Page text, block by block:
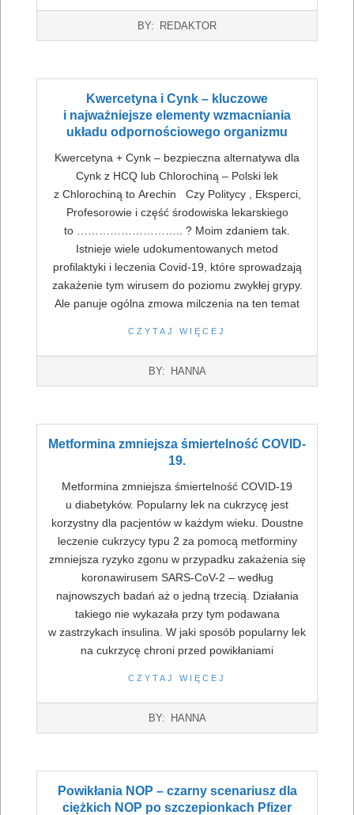
BY: REDAKTOR
Kwercetyna i Cynk – kluczowe
i najważniejsze elementy wzmacniania
układu odpornościowego organizmu
Kwercetyna + Cynk – bezpieczna alternatywa dla
Cynk z HCQ lub Chlorochiną – Polski lek
z Chlorochiną to Arechin Czy Politycy , Eksperci,
Profesorowie i część środowiska lekarskiego
to ……………………….. ? Moim zdaniem tak.
Istnieje wiele udokumentowanych metod
profilaktyki i leczenia Covid-19, które sprowadzają
zakażenie tym wirusem do poziomu zwykłej grypy.
Ale panuje ogólna zmowa milczenia na ten temat
CZYTAJ WIĘCEJ
BY: HANNA
Metformina zmniejsza śmiertelność COVID-
19.
Metformina zmniejsza śmiertelność COVID-19
u diabetyków. Popularny lek na cukrzycę jest
korzystny dla pacjentów w każdym wieku. Doustne
leczenie cukrzycy typu 2 za pomocą metforminy
zmniejsza ryzyko zgonu w przypadku zakażenia się
koronawirusem SARS-CoV-2 – według
najnowszych badań aż o jedną trzecią. Działania
takiego nie wykazała przy tym podawana
w zastrzykach insulina. W jaki sposób popularny lek
na cukrzycę chroni przed powikłaniami
CZYTAJ WIĘCEJ
BY: HANNA
Powikłania NOP – czarny scenariusz dla
ciężkich NOP po szczepionkach Pfizer